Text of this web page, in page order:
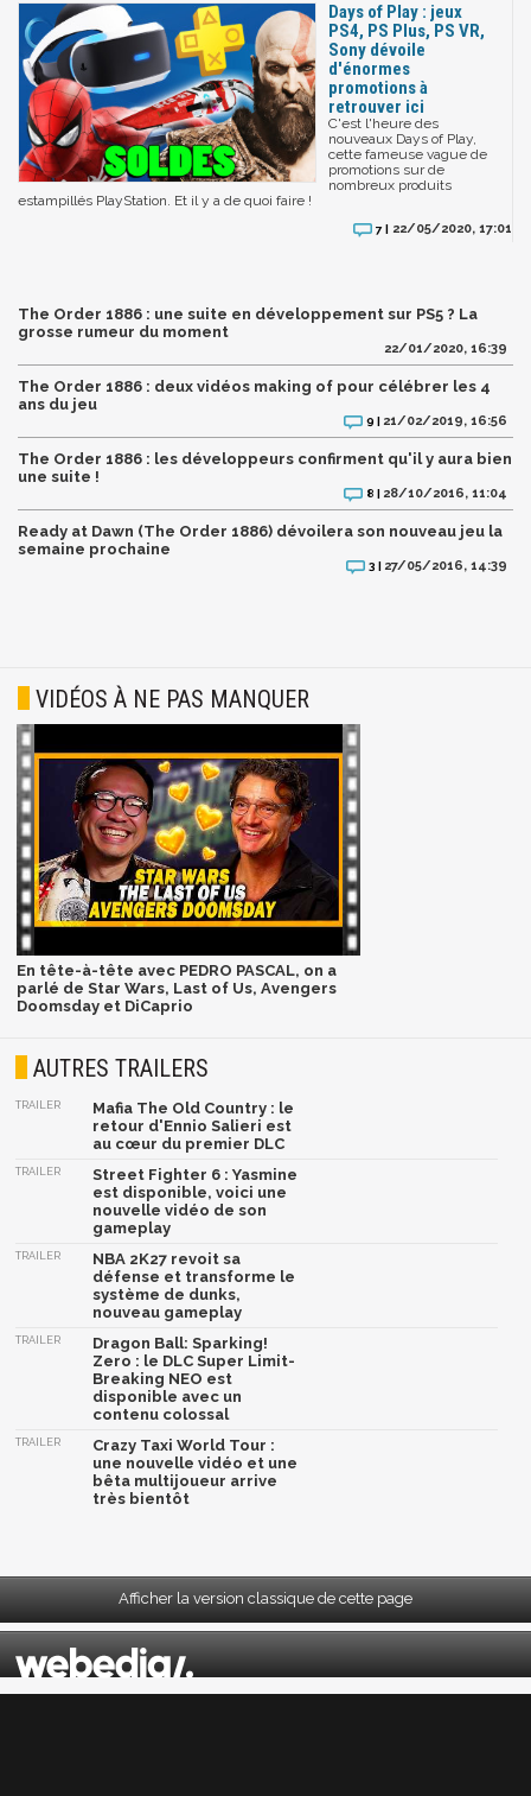
Days of Play : jeux
PS4, PS Plus, PS VR,
Sony dévoile
d'énormes
promotions à
retrouver ici
C'est l'heure des
nouveaux Days of Play,
cette fameuse vague de
promotions sur de
nombreux produits
estampillés PlayStation. Et il y a de quoi faire !
7 | 22/05/2020, 17:01
The Order 1886 : une suite en développement sur PS5 ? La
grosse rumeur du moment
22/01/2020, 16:39
The Order 1886 : deux vidéos making of pour célébrer les 4
ans du jeu
9 | 21/02/2019, 16:56
The Order 1886 : les développeurs confirment qu'il y aura bien
une suite !
8 | 28/10/2016, 11:04
Ready at Dawn (The Order 1886) dévoilera son nouveau jeu la
semaine prochaine
3 | 27/05/2016, 14:39
VIDÉOS À NE PAS MANQUER
En tête-à-tête avec PEDRO PASCAL, on a
parlé de Star Wars, Last of Us, Avengers
Doomsday et DiCaprio
AUTRES TRAILERS
TRAILER
Mafia The Old Country : le
retour d'Ennio Salieri est
au cœur du premier DLC
TRAILER
Street Fighter 6 : Yasmine
est disponible, voici une
nouvelle vidéo de son
gameplay
TRAILER
NBA 2K27 revoit sa
défense et transforme le
système de dunks,
nouveau gameplay
TRAILER
Dragon Ball: Sparking!
Zero : le DLC Super Limit-
Breaking NEO est
disponible avec un
contenu colossal
TRAILER
Crazy Taxi World Tour :
une nouvelle vidéo et une
bêta multijoueur arrive
très bientôt
Afficher la version classique de cette page